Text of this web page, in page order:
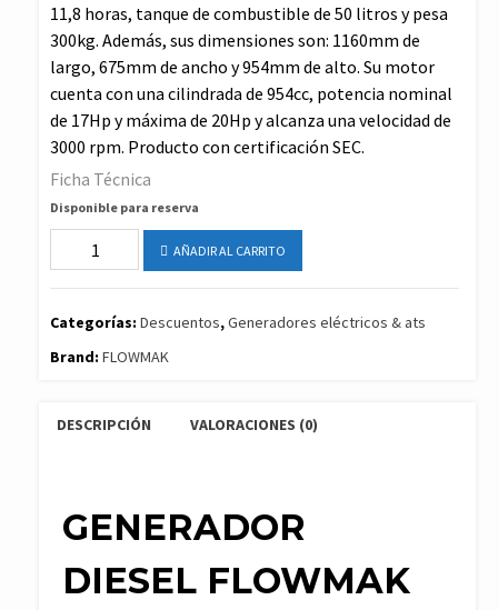
11,8 horas, tanque de combustible de 50 litros y pesa
300kg. Además, sus dimensiones son: 1160mm de
largo, 675mm de ancho y 954mm de alto. Su motor
cuenta con una cilindrada de 954cc, potencia nominal
de 17Hp y máxima de 20Hp y alcanza una velocidad de
3000 rpm. Producto con certificación SEC.
Ficha Técnica
Disponible para reserva
GENERADOR
DIESEL
FLOWMAK
10KVA
LDG12S-
AÑADIR AL CARRITO
Categorías: Descuentos,Generadores eléctricos & ats
Brand: FLOWMAK
DESCRIPCIÓN VALORACIONES (0)
GENERADOR
DIESEL FLOWMAK